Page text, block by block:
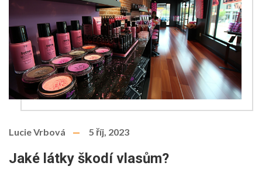
Lucie Vrbová 5 říj, 2023
Jaké látky škodí vlasům?